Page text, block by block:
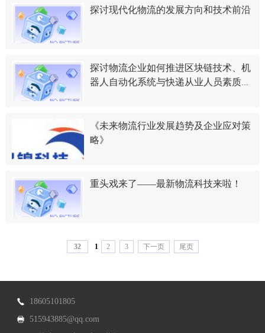
探讨现代化物流的发展方向和技术前沿
探讨物流企业如何推进区块链技术、机
器人自动化系统与快递从业人员素质提
《未来物流行业发展趋势及企业应对策
略》
重头戏来了——最新物流科技来啦！
32 1 2 3 下一页 尾页
18605101805
515943885@qq.com